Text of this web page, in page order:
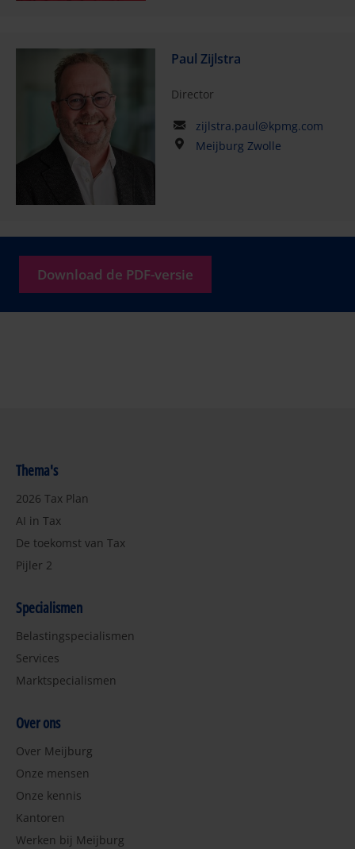
Paul Zijlstra
Director
zijlstra.paul@kpmg.com
Meijburg Zwolle
Download de PDF-versie
Thema's
2026 Tax Plan
AI in Tax
De toekomst van Tax
Pijler 2
Specialismen
Belastingspecialismen
Services
Marktspecialismen
Over ons
Over Meijburg
Onze mensen
Onze kennis
Kantoren
Werken bij Meijburg